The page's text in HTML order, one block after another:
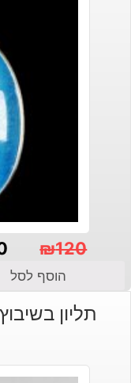
₪120
המקורי
היה:
הנוכחי
הוא:
הוסף לסל
תליון